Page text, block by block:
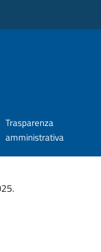
Trasparenza
amministrativa